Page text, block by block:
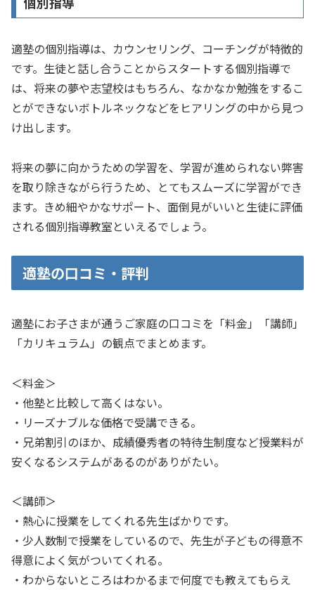
適塾の個別指導は、カウンセリング、コーチングが特徴的
です。生徒と話し合うことからスタートする個別指導で
は、将来の夢や志望校はもちろん、なかなか勉強をするこ
とができないボトルネックなどをヒアリングの中から見つ
け出します。
将来の夢に向かうための学習を、学習が進められない弊害
を取り除きながら行うため、とてもスムーズに学習ができ
ます。きめ細やかなサポート、面倒見がいいと生徒に評価
される個別指導教室といえるでしょう。
適塾の口コミ・評判
適塾にお子さまが通うご家庭の口コミを「料金」「講師」
「カリキュラム」の観点でまとめます。
＜料金＞
・他塾と比較して高くはない。
・リーズナブルな価格で受講できる。
・兄弟割引のほか、成績優秀者の特待生制度など授業料が
安くなるシステムがあるのがありがたい。
＜講師＞
・熱心に授業をしてくれる先生ばかりです。
・少人数制で授業をしているので、先生が子どもの得意不
得意によく気がついてくれる。
・わからないところはわかるまで何度でも教えてもらえ